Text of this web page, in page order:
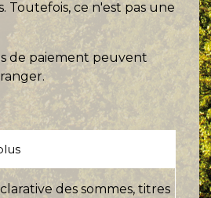
Toutefois, ce n'est pas une
de paiement peuvent
des sommes, titres